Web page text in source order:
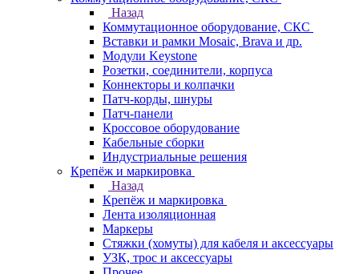
Назад
Коммутационное оборудование, СКС
Вставки и рамки Mosaic, Brava и др.
Модули Keystone
Розетки, соединители, корпуса
Коннекторы и колпачки
Патч-корды, шнуры
Патч-панели
Кроссовое оборудование
Кабельные сборки
Индустриальные решения
Крепёж и маркировка
Назад
Крепёж и маркировка
Лента изоляционная
Маркеры
Стяжки (хомуты) для кабеля и аксессуары
УЗК, трос и аксессуары